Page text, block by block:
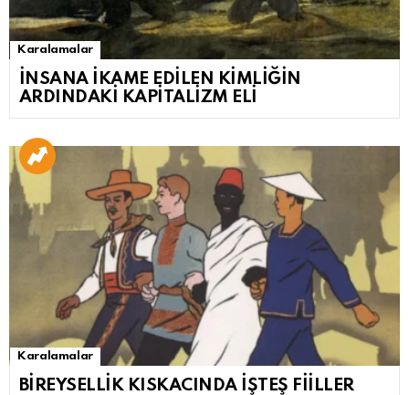
Karalamalar
İNSANA İKAME EDİLEN KİMLİĞİN
ARDINDAKİ KAPİTALİZM ELİ
Karalamalar
BİREYSELLİK KISKACINDA İŞTEŞ FİİLLER